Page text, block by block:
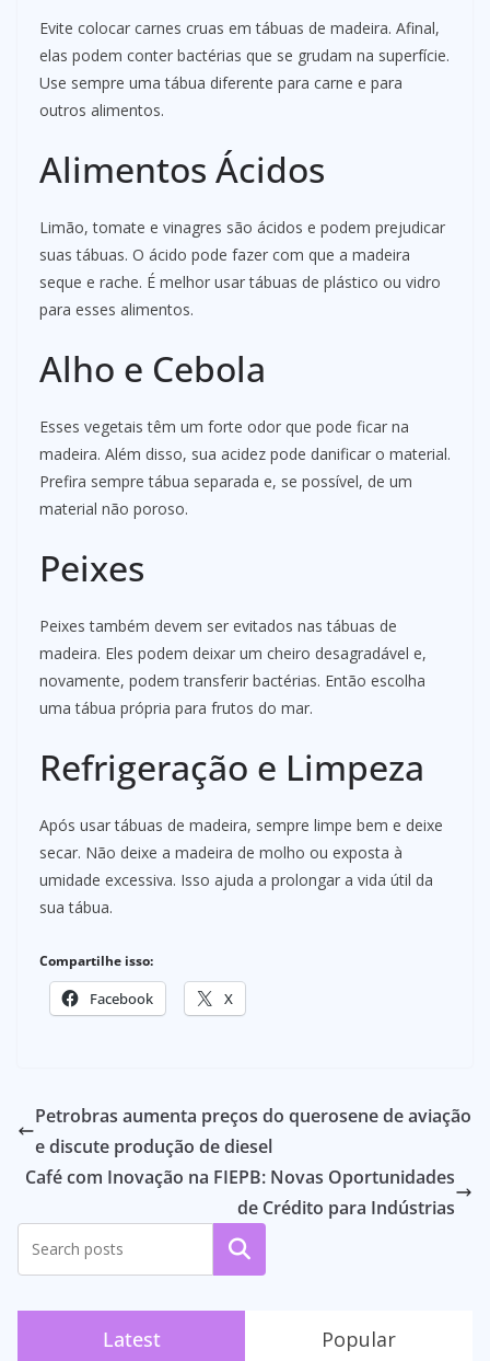
Evite colocar carnes cruas em tábuas de madeira. Afinal,
elas podem conter bactérias que se grudam na superfície.
Use sempre uma tábua diferente para carne e para
outros alimentos.
Alimentos Ácidos
Limão, tomate e vinagres são ácidos e podem prejudicar
suas tábuas. O ácido pode fazer com que a madeira
seque e rache. É melhor usar tábuas de plástico ou vidro
para esses alimentos.
Alho e Cebola
Esses vegetais têm um forte odor que pode ficar na
madeira. Além disso, sua acidez pode danificar o material.
Prefira sempre tábua separada e, se possível, de um
material não poroso.
Peixes
Peixes também devem ser evitados nas tábuas de
madeira. Eles podem deixar um cheiro desagradável e,
novamente, podem transferir bactérias. Então escolha
uma tábua própria para frutos do mar.
Refrigeração e Limpeza
Após usar tábuas de madeira, sempre limpe bem e deixe
secar. Não deixe a madeira de molho ou exposta à
umidade excessiva. Isso ajuda a prolongar a vida útil da
sua tábua.
Compartilhe isso:
Facebook X
Petrobras aumenta preços do querosene de aviação
e discute produção de diesel
Café com Inovação na FIEPB: Novas Oportunidades
de Crédito para Indústrias
Pesquisar
Latest Popular